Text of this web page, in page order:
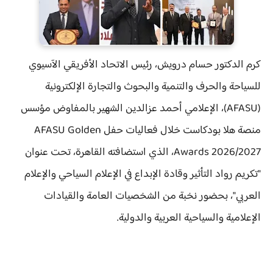
كرم الدكتور حسام درويش، رئيس الاتحاد الأفريقي الآسيوي
للسياحة والحرف والتنمية والبحوث والتجارة الإلكترونية
(AFASU)، الإعلامي أحمد عزالدين الشهير بالمفاوض مؤسس
منصة هلا بودكاست خلال فعاليات حفل AFASU Golden
Awards 2026/2027، الذي استضافته القاهرة، تحت عنوان
"تكريم رواد التأثير وقادة الإبداع في الإعلام السياحي والإعلام
العربي"، بحضور نخبة من الشخصيات العامة والقيادات
الإعلامية والسياحية العربية والدولية.